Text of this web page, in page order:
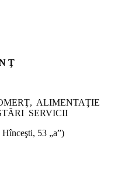
Ţ
ALIMENTAŢIE
SERVICII
53 „a”)